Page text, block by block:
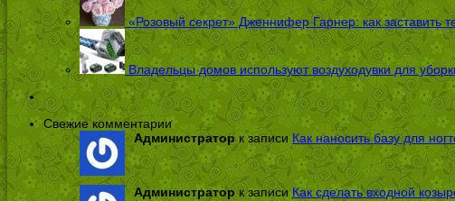
«Розовый секрет» Дженнифер Гарнер: как заставить
Владельцы домов используют воздуходувки для
Свежие комментарии
Администраторк записи Как наносить базу для
Администраторк записиКак сделать входной